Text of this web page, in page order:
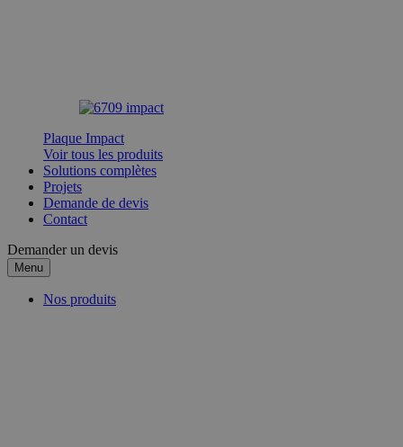
Plaque Impact
Voir tous les produits
Solutions complètes
Projets
Demande de devis
Contact
Demander un devis
Menu
Nos produits